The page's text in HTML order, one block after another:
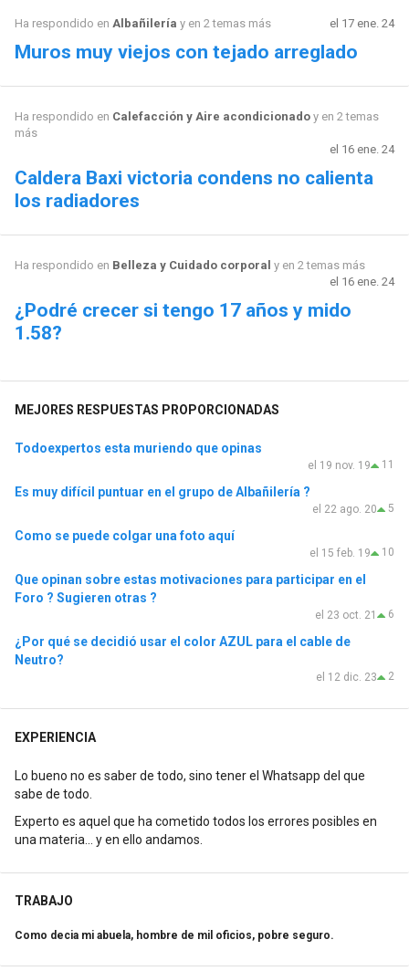
Ha respondido en Albañilería y en 2 temas más el 17 ene. 24
Muros muy viejos con tejado arreglado
Ha respondido en Calefacción y Aire acondicionadoy en 2 temas
más
el 16 ene. 24
Caldera Baxi victoria condens no calienta
los radiadores
Ha respondido en Belleza y Cuidado corporal y en 2 temas más
el 16 ene. 24
¿Podré crecer si tengo 17 años y mido
1.58?
MEJORES RESPUESTAS PROPORCIONADAS
Todoexpertos esta muriendo que opinas
11
el 19 nov. 19
Es muy difícil puntuar en el grupo de Albañilería ?
5
el 22 ago. 20
Como se puede colgar una foto aquí
10
el 15 feb. 19
Que opinan sobre estas motivaciones para participar en el
Foro ? Sugieren otras ?
6
el 23 oct. 21
¿Por qué se decidió usar el color AZUL para el cable de
Neutro?
2
el 12 dic. 23
EXPERIENCIA
Lo bueno no es saber de todo, sino tener el Whatsapp del que
sabe de todo.
Experto es aquel que ha cometido todos los errores posibles en
una materia... y en ello andamos.
TRABAJO
Como decia mi abuela, hombre de mil oficios, pobre seguro.